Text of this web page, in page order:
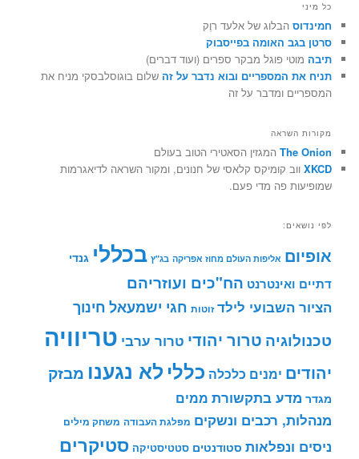
כל מיני
חמינדוס הבלוג של אלעד רוֶק
סרטן בגב האומה בפייסבוק
תיבה מוטי פוגל מבקר ספרים (ועוד דברים)
תניח את המספריים ובוא נדבר על זה שלום בוגוסלבסקי מניח את
המספריים ומדבר על זה
מקורות השראה
The Onion המגזין הסאטירי הטוב בעולם
XKCD ווב קומיקס קלאסי של חנונים, ומקור השראה לדיאגרמות
שמופיעות פה מדי פעם.
לפי נושאים:
אופיום אליפות העולם מחוז אפריקה בג"ץ בכללי גנדי
דתיים ואינטרנט הח"כים ועוזריהם
הציור השבועי לילד זוטות חגי ישמעאל חינוך
טכנולוגיה טרור יהודי טרור ערבי טריוויה
יהודים ימנים כלכלה כללי לא נגענו מבזק
מגדר מדע בתקשורת ממים
מנהלות, רכבים ונשקים מפלגת העבודה משחק מילים
ניסים ונפלאות סטודנטים סטטיסטיקה סטיקרים